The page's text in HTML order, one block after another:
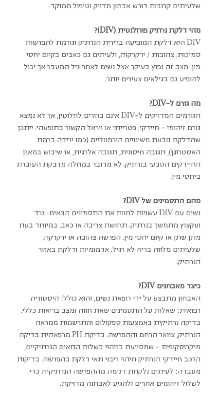
שלעיתים קרובות דורש אבחון מדויק וטיפול ממוקד.
מהי דלקת נרתיק פורולנטית (DIV)?
DIV היא דלקת המופיעה ברירית הנרתיק וגורמת להפרשות
סמיכות, צהובות / ירקרקות, ולעיתים גם כאבים בקיום יחסי
מין. מצב זה נפוץ בעיקר אצל נשים לאחר גיל המעבר אך יכול
להופיע גם בגילאים צעירים יותר.
מה גורם ל-DIV?
הגורמים המדויקים ל-DIV אינם ברורים לחלוטין, אך לא נמצא
גורם זיהומי - חיידקי, פטרייתי או ויראל הקשור בתופעהי. ייתכן
שהדלקת נובעת משינויים הורמונליים (כמו ירידה ברמת
האסטרוגן), תגובה חיסונית, תגובה אלרגית, או שיבוש במאזן
החיידקים הטבעי בנרתיק. לא מדובר במחלה מדבקת העוברת
ביחסי מין.
מהם התסמינים של DIV?
נשים עם DIV עשויות לחוות את התסמינים הבאים: גרד
ועקצוץ מתמשך בנרתיק. תחושת צריבה או כאב, במיוחד בעת
מתן שתן או קיום יחסי מין. הפרשה צהובה או ירקרקה,
שלעיתים מלווה בריח לא רגיל. אדמומיות ודלקת באזור
הנרתיק.
כיצד מאבחנים DIV?
האבחון מתבצע על ידי רופאת נשים, והוא כולל: היסטוריה
רפואית: שאלות על התסמינים שאת חווה ומצב בריאות כללי.
בדיקה נרתיקית באמצעות ספקולום והתרשמות ממראה
הנרתיק, צוואר הרחם וההפרשה. בדיקת PH מרפאתית בדיקה
מיקרוסקופית - שמסייעת בזיהוי בשלות התאים הנרתיקיים,
הרכב חיידקי הנרתיק וזיהוי ריבוי תאי דלקת בהפרשה. בדיקות
מעבדה: לעיתים נלקחת דגימה מההפרשה הנרתיקית כדי
לשלול זיהומים אחרים ולהגיע לאבחנה מדויקת.